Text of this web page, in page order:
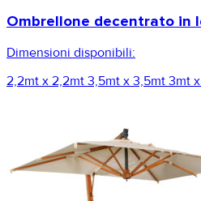
Ombrellone decentrato in
Dimensioni disponibili:
2,2mt x 2,2mt 3,5mt x 3,5mt 3mt